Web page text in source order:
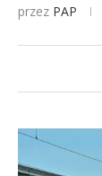
przez PAP